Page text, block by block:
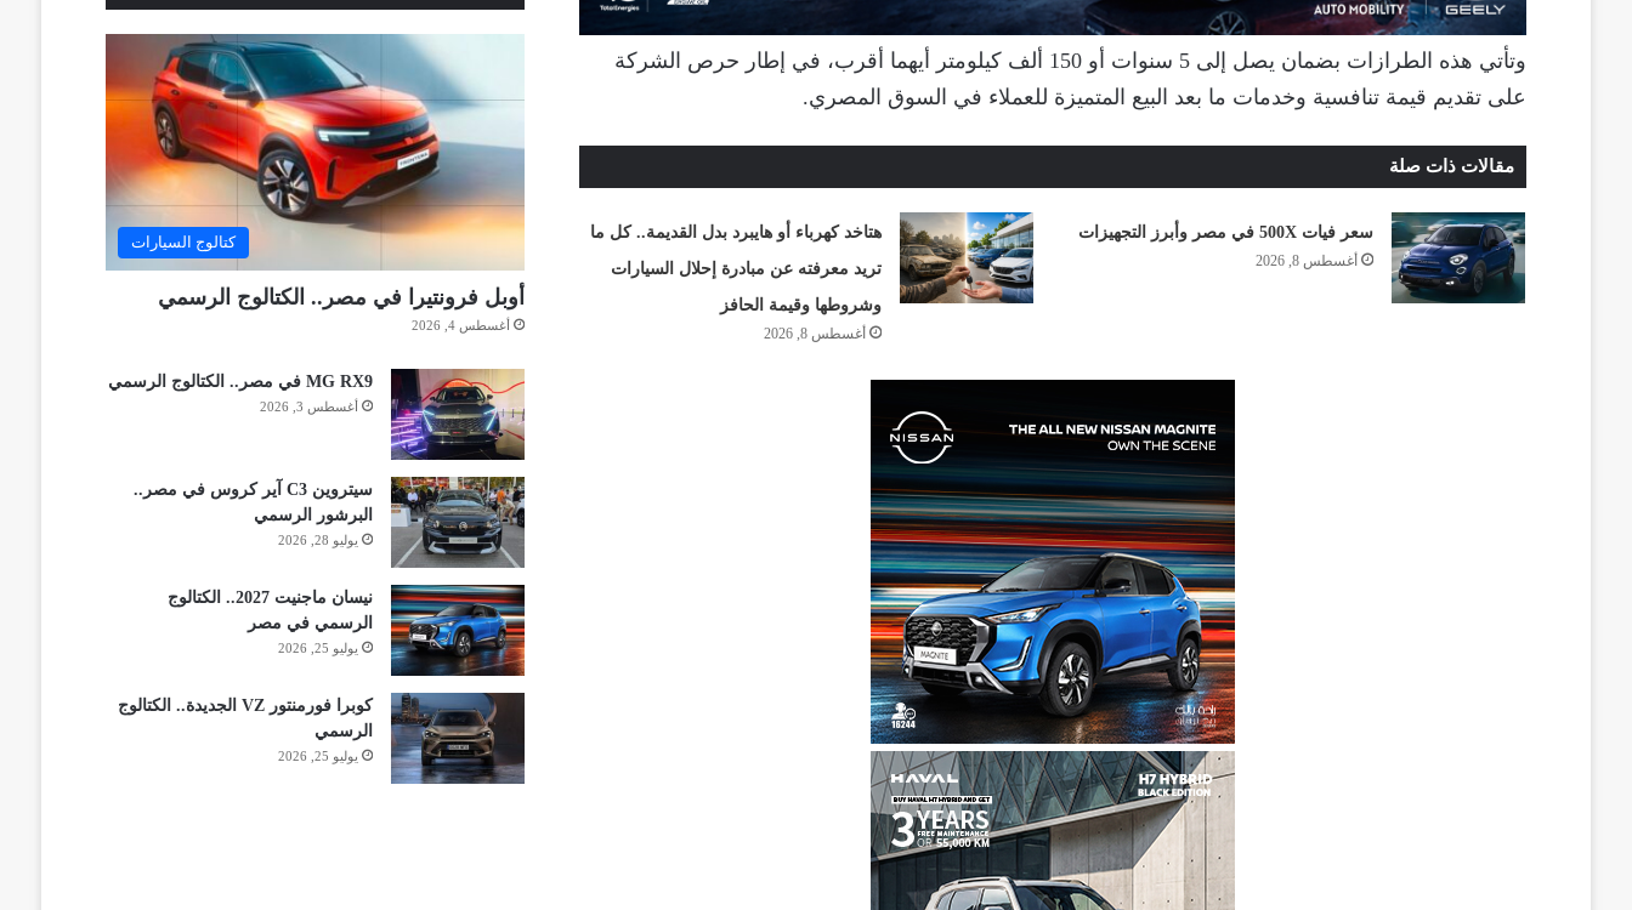
وتأتي هذه الطرازات بضمان يصل إلى 5 سنوات أو 150 ألف كيلومتر أيهما أقرب، في إطار حرص الشركة
على تقديم قيمة تنافسية وخدمات ما بعد البيع المتميزة للعملاء في السوق المصري.
مقالات ذات صلة
سعر فيات 500X في مصر وأبرز التجهيزات
أغسطس 8, 2026
هتاخد كهرباء أو هايبرد بدل القديمة.. كل ما
تريد معرفته عن مبادرة إحلال السيارات
وشروطها وقيمة الحافز
أغسطس 8, 2026
كتالوج السيارات
أوبل فرونتيرا في مصر.. الكتالوج الرسمي
أغسطس 4, 2026
MG RX9 في مصر.. الكتالوج الرسمي
أغسطس 3, 2026
سيتروين C3 آير كروس في مصر..
البرشور الرسمي
يوليو 28, 2026
نيسان ماجنيت 2027.. الكتالوج
الرسمي في مصر
يوليو 25, 2026
كوبرا فورمنتور VZ الجديدة.. الكتالوج
الرسمي
يوليو 25, 2026